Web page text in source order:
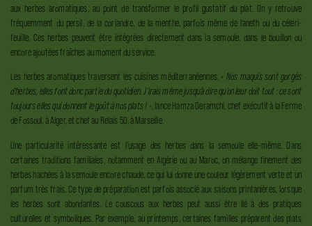
aux herbes aromatiques, au point de transformer le profil gustatif du plat. On y retrouve
fréquemment du persil, de la coriandre, de la menthe, parfois même de l’aneth ou du céleri-
feuille. Ces herbes peuvent être intégrées directement dans la semoule, dans le bouillon ou
encore ajoutées fraîches au moment du service.
Les herbes aromatiques traversent les cuisines méditerranéennes. « Nos maquis sont gorgés
d’herbes, elles font donc partie du quotidien. J’irais même jusqu’à dire qu’on leur doit tout : ce sont
toujours elles qui donnent le goût à nos plats ! », lance Hamza Deramchi, chef exécutif à la Ferme
de Fossoul, à Alger, et chef au Relais 50, à Marseille.
Une particularité intéressante est l’usage des herbes dans la semoule elle-même. Dans
certaines traditions familiales, notamment en Algérie ou au Maroc, on mélange finement des
herbes hachées à la semoule encore chaude, ce qui lui donne une couleur légèrement verte et un
parfum très frais. Ce type de préparation est parfois associé aux saisons printanières, lorsque
les herbes sont abondantes. Le couscous aux herbes peut aussi être lié à des pratiques
culturelles et symboliques. Par exemple, au printemps, certaines familles préparent des plats